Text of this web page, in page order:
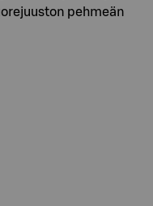
pehmeän